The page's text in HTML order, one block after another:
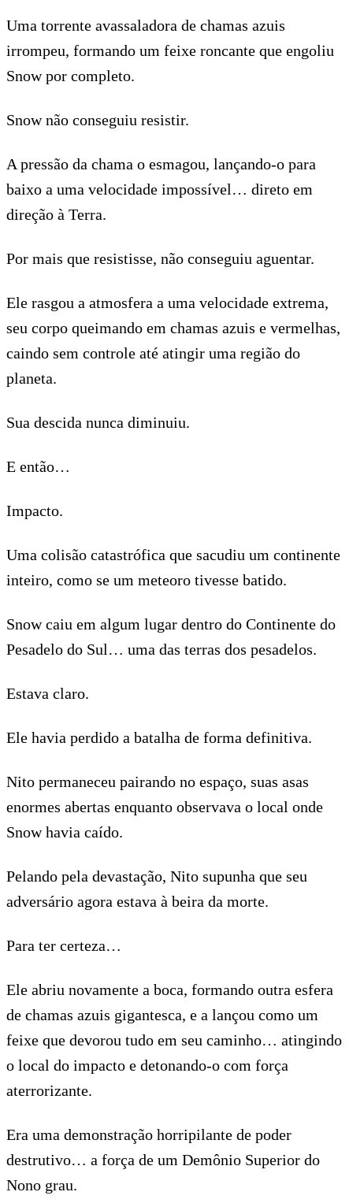
Uma torrente avassaladora de chamas azuis
irrompeu, formando um feixe roncante que engoliu
Snow por completo.
Snow não conseguiu resistir.
A pressão da chama o esmagou, lançando-o para
baixo a uma velocidade impossível… direto em
direção à Terra.
Por mais que resistisse, não conseguiu aguentar.
Ele rasgou a atmosfera a uma velocidade extrema,
seu corpo queimando em chamas azuis e vermelhas,
caindo sem controle até atingir uma região do
planeta.
Sua descida nunca diminuiu.
E então…
Impacto.
Uma colisão catastrófica que sacudiu um continente
inteiro, como se um meteoro tivesse batido.
Snow caiu em algum lugar dentro do Continente do
Pesadelo do Sul… uma das terras dos pesadelos.
Estava claro.
Ele havia perdido a batalha de forma definitiva.
Nito permaneceu pairando no espaço, suas asas
enormes abertas enquanto observava o local onde
Snow havia caído.
Pelando pela devastação, Nito supunha que seu
adversário agora estava à beira da morte.
Para ter certeza…
Ele abriu novamente a boca, formando outra esfera
de chamas azuis gigantesca, e a lançou como um
feixe que devorou tudo em seu caminho… atingindo
o local do impacto e detonando-o com força
aterrorizante.
Era uma demonstração horripilante de poder
destrutivo… a força de um Demônio Superior do
Nono grau.